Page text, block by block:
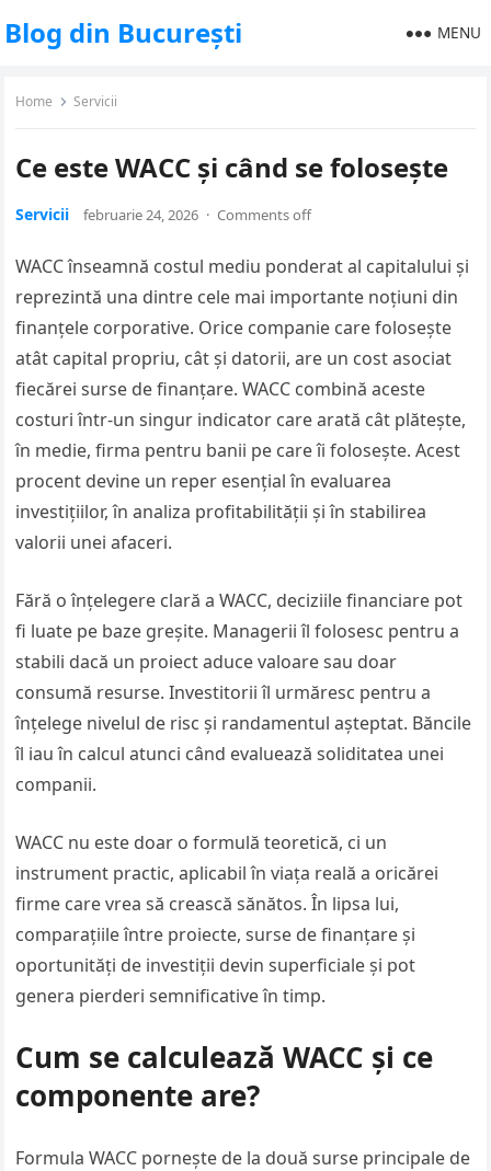
Blog din București MENU
Home Servicii
Ce este WACC și când se folosește
Servicii februarie 24, 2026 · Comments off
WACC înseamnă costul mediu ponderat al capitalului și
reprezintă una dintre cele mai importante noțiuni din
finanțele corporative. Orice companie care folosește
atât capital propriu, cât și datorii, are un cost asociat
fiecărei surse de finanțare. WACC combină aceste
costuri într-un singur indicator care arată cât plătește,
în medie, firma pentru banii pe care îi folosește. Acest
procent devine un reper esențial în evaluarea
investițiilor, în analiza profitabilității și în stabilirea
valorii unei afaceri.
Fără o înțelegere clară a WACC, deciziile financiare pot
fi luate pe baze greșite. Managerii îl folosesc pentru a
stabili dacă un proiect aduce valoare sau doar
consumă resurse. Investitorii îl urmăresc pentru a
înțelege nivelul de risc și randamentul așteptat. Băncile
îl iau în calcul atunci când evaluează soliditatea unei
companii.
WACC nu este doar o formulă teoretică, ci un
instrument practic, aplicabil în viața reală a oricărei
firme care vrea să crească sănătos. În lipsa lui,
comparațiile între proiecte, surse de finanțare și
oportunități de investiții devin superficiale și pot
genera pierderi semnificative în timp.
Cum se calculează WACC și ce
componente are?
Formula WACC pornește de la două surse principale de